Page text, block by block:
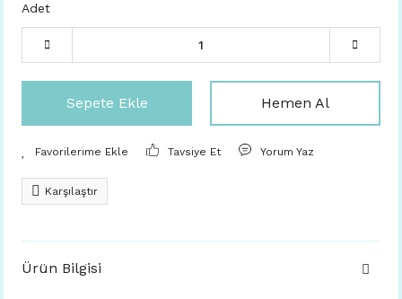
Adet
Sepete Ekle Hemen Al
Tavsiye Et Yorum Yaz
Karşılaştır
Ürün Bilgisi